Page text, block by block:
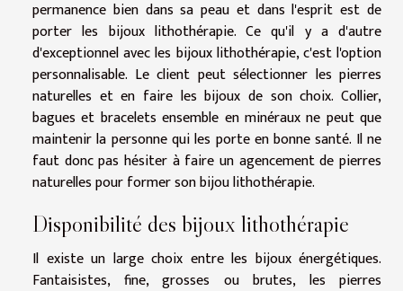
permanence bien dans sa peau et dans l'esprit est de
porter les bijoux lithothérapie. Ce qu'il y a d'autre
d'exceptionnel avec les bijoux lithothérapie, c'est l'option
personnalisable. Le client peut sélectionner les pierres
naturelles et en faire les bijoux de son choix. Collier,
bagues et bracelets ensemble en minéraux ne peut que
maintenir la personne qui les porte en bonne santé. Il ne
faut donc pas hésiter à faire un agencement de pierres
naturelles pour former son bijou lithothérapie.
Disponibilité des bijoux lithothérapie
Il existe un large choix entre les bijoux énergétiques.
Fantaisistes, fine, grosses ou brutes, les pierres